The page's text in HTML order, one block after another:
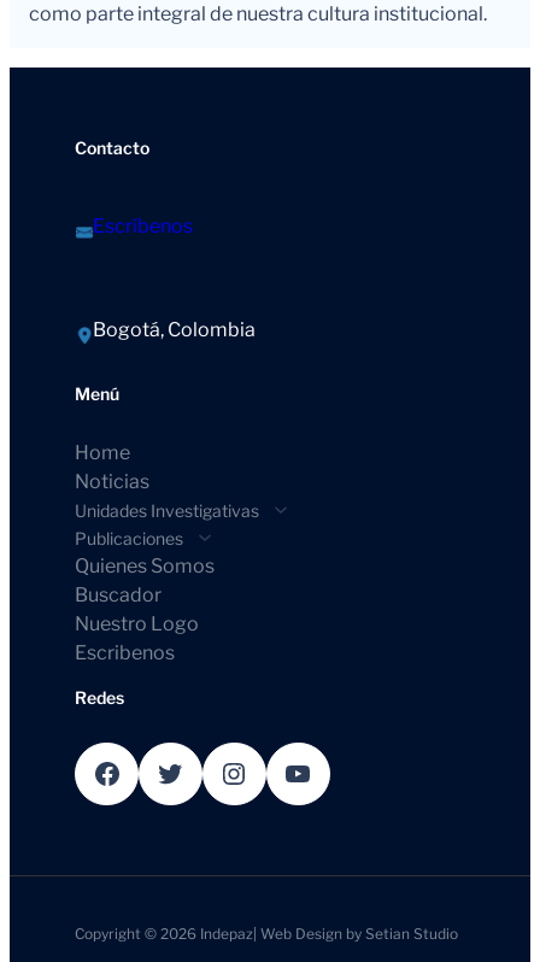
como parte integral de nuestra cultura institucional.
Contacto
Escríbenos
Bogotá, Colombia
Menú
Home
Noticias
Unidades Investigativas
Publicaciones
Quienes Somos
Buscador
Nuestro Logo
Escribenos
Redes
Facebook Twitter Instagram YouTube
Copyright © 2026 Indepaz |Web Design bySetian Studio